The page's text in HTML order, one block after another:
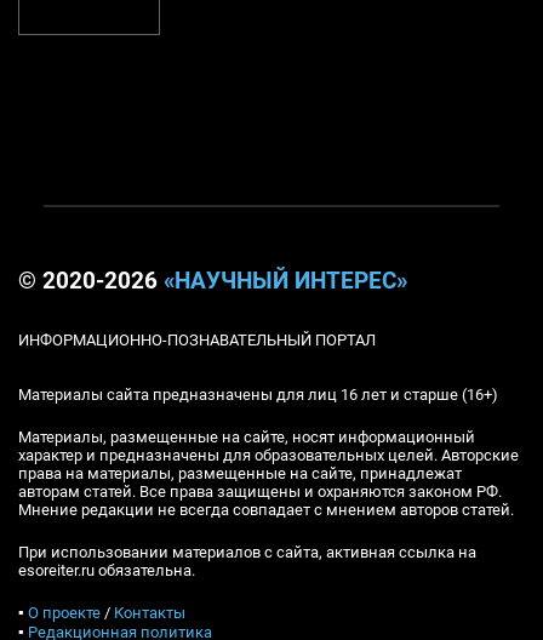
© 2020-2026 «НАУЧНЫЙ ИНТЕРЕС»
ИНФОРМАЦИОННО-ПОЗНАВАТЕЛЬНЫЙ ПОРТАЛ
Материалы сайта предназначены для лиц 16 лет и старше (16+)
Материалы, размещенные на сайте, носят информационный
характер и предназначены для образовательных целей. Авторские
права на материалы, размещенные на сайте, принадлежат
авторам статей. Все права защищены и охраняются законом РФ.
Мнение редакции не всегда совпадает с мнением авторов статей.
При использовании материалов с сайта, активная ссылка на
esoreiter.ru обязательна.
▪ О проекте / Контакты
▪ Редакционная политика